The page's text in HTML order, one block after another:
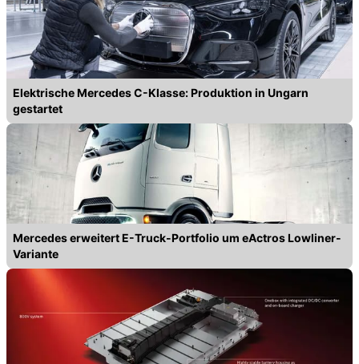
Elektrische Mercedes C-Klasse: Produktion in Ungarn
gestartet
Mercedes erweitert E-Truck-Portfolio um eActros Lowliner-
Variante